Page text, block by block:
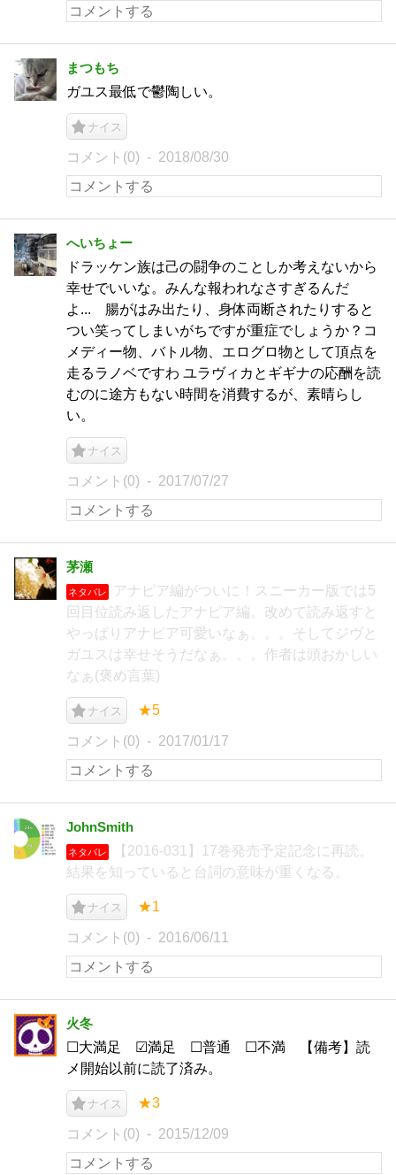
まつもち
ガユス最低で鬱陶しい。
ナイス
コメント(0) 2018/08/30
へいちょー
ドラッケン族は己の闘争のことしか考えないから
幸せでいいな。みんな報われなさすぎるんだ
よ... 腸がはみ出たり、身体両断されたりすると
つい笑ってしまいがちですが重症でしょうか？コ
メディー物、バトル物、エログロ物として頂点を
走るラノベですわ ユラヴィカとギギナの応酬を読
むのに途方もない時間を消費するが、素晴らし
い。
ナイス
コメント(0) 2017/07/27
茅瀬
ネタバレ
アナピア編がついに！スニーカー版では5
回目位読み返したアナピア編。改めて読み返すと
やっぱりアナピア可愛いなぁ。。。そしてジヴと
ガユスは幸せそうだなぁ。。。作者は頭おかしい
なぁ(褒め言葉)
ナイス ★5
コメント(0) 2017/01/17
JohnSmith
ネタバレ
【2016-031】17巻発売予定記念に再読。
結果を知っていると台詞の意味が重くなる。
ナイス ★1
コメント(0) 2016/06/11
火冬
☐大満足 ☑満足 ☐普通 ☐不満 【備考】読
メ開始以前に読了済み。
ナイス ★3
コメント(0) 2015/12/09